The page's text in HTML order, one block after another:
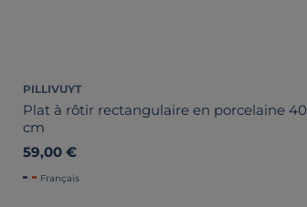
PILLIVUYT
Plat à rôtir rectangulaire en porcelaine 40
cm
59,00 €
Français